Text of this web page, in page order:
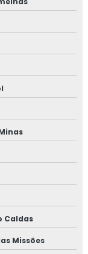
relatório de
iso9001
dos
Caldas
Missões